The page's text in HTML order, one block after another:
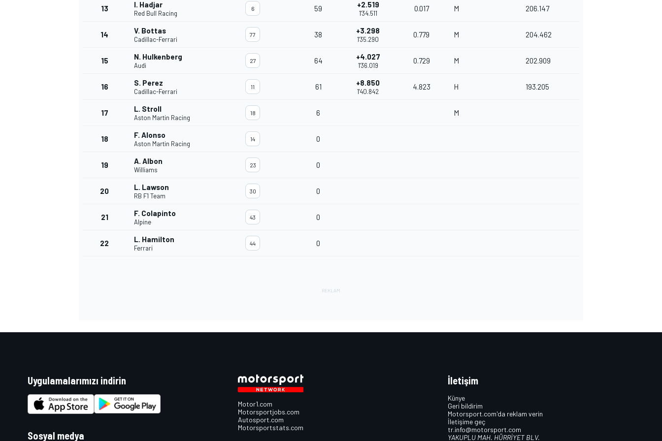
TÜRK SPORCULAR
13 I. Hadjar
Red Bull Racing
6 59 +2.519
1'34.511
0.017 M 206.147
14 V. Bottas
Cadillac-Ferrari
77 38 +3.298
1'35.290
0.779 M 204.462
15 N. Hulkenberg
Audi
27 64 +4.027
1'36.019
0.729 M 202.909
16 S. Perez
Cadillac-Ferrari
11 61 +8.850
1'40.842
4.823 H 193.205
17 L. Stroll
Aston Martin Racing
18 6 M
18 F. Alonso
Aston Martin Racing
14 0
19 A. Albon
Williams
23 0
20 L. Lawson
RB F1 Team
30 0
21 F. Colapinto
Alpine
43 0
22 L. Hamilton
Ferrari
44 0
Uygulamalarımızı indirin
Sosyal medya
Motor1.com
Motorsportjobs.com
Autosport.com
Motorsportstats.com
İletişim
Künye
Geri bildirim
Motorsport.com'da reklam verin
İletişime geç
tr.info@motorsport.com
YAKUPLU MAH. HÜRRİYET BLV.